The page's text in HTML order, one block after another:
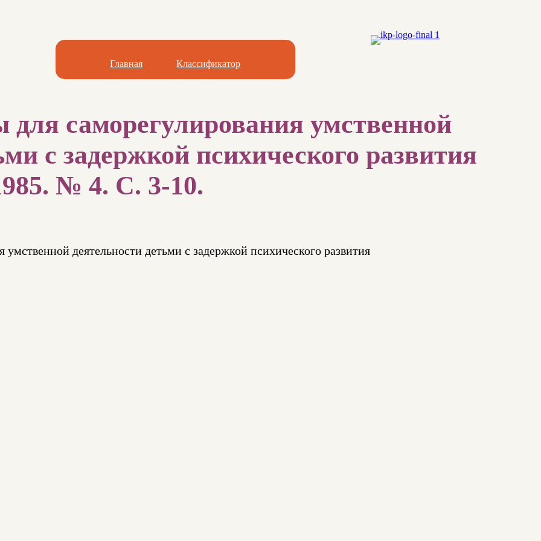
Главная Классификатор
саморегулирования умственной
с задержкой психического развития
№ 4. С. 3-10.
деятельности детьми с задержкой психического развития